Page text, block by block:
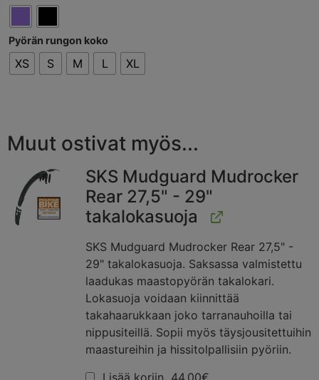
Pyörän rungon koko
XS S M L XL
Muut ostivat myös...
SKS Mudguard Mudrocker
Rear 27,5" - 29"
takalokasuoja
SKS Mudguard Mudrocker Rear 27,5" -
29" takalokasuoja. Saksassa valmistettu
laadukas maastopyörän takalokari.
Lokasuoja voidaan kiinnittää
takahaarukkaan joko tarranauhoilla tai
nippusiteillä. Sopii myös täysjousitettuihin
maastureihin ja hissitolpallisiin pyöriin.